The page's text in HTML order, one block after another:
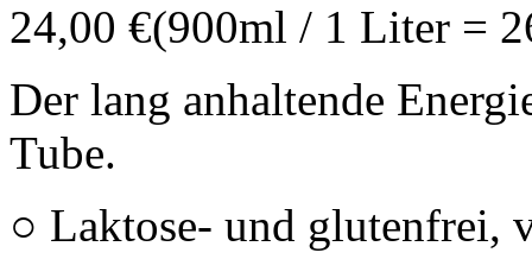
24,00 €(900ml / 1 Liter =
Der lang anhaltende
Tube.
○ Laktose- und glutenfrei,